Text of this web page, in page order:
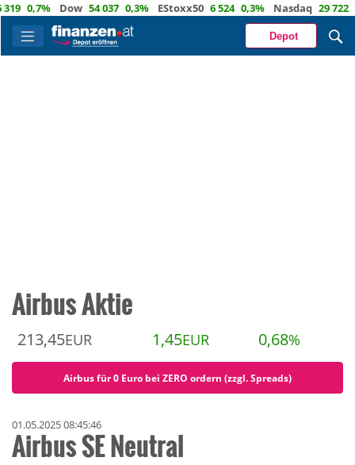
0,7% Dow 54 037 0,3% EStoxx50 6 524 0,3% Nasdaq 29 722 1,2%
Depot
Airbus Aktie
213,45EUR 1,45EUR 0,68%
Airbus für 0 Euro bei ZERO ordern (zzgl. Spreads)
01.05.2025 08:45:46
Airbus SE Neutral